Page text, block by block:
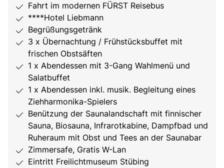
Fahrt im modernen FÜRST Reisebus
****Hotel Liebmann
Begrüßungsgetränk
3 x Übernachtung / Frühstücksbuffet mit
frischen Obstsäften
1 x Abendessen mit 3-Gang Wahlmenü und
Salatbuffet
1 x Abendessen inkl. musik. Begleitung eines
Ziehharmonika-Spielers
Benützung der Saunalandschaft mit finnischer
Sauna, Biosauna, Infrarotkabine, Dampfbad und
Ruheraum mit Obst und Tees an der Saunabar
Zimmersafe, Gratis W-Lan
Eintritt Freilichtmuseum Stübing